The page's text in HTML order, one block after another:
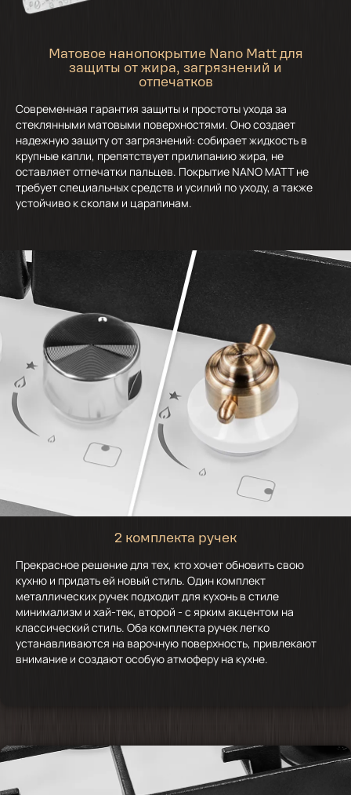
Матовое нанопокрытие Nano Matt для
защиты от жира, загрязнений и
отпечатков
Современная гарантия защиты и простоты ухода за
стеклянными матовыми поверхностями. Оно создает
надежную защиту от загрязнений: собирает жидкость в
крупные капли, препятствует прилипанию жира, не
оставляет отпечатки пальцев. Покрытие NANO MATT не
требует специальных средств и усилий по уходу, а также
устойчиво к сколам и царапинам.
2 комплекта ручек
Прекрасное решение для тех, кто хочет обновить свою
кухню и придать ей новый стиль. Один комплект
металлических ручек подходит для кухонь в стиле
минимализм и хай-тек, второй - с ярким акцентом на
классический стиль. Оба комплекта ручек легко
устанавливаются на варочную поверхность, привлекают
внимание и создают особую атмоферу на кухне.